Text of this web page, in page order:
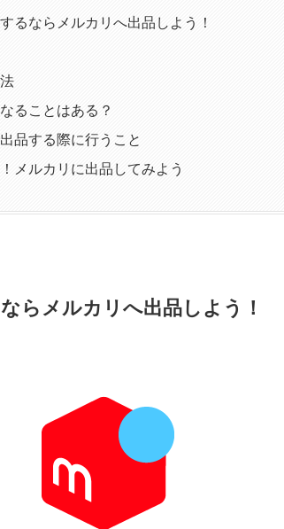
るならメルカリへ出品しよう！
ることはある？
品する際に行うこと
メルカリに出品してみよう
らメルカリへ出品しよう！